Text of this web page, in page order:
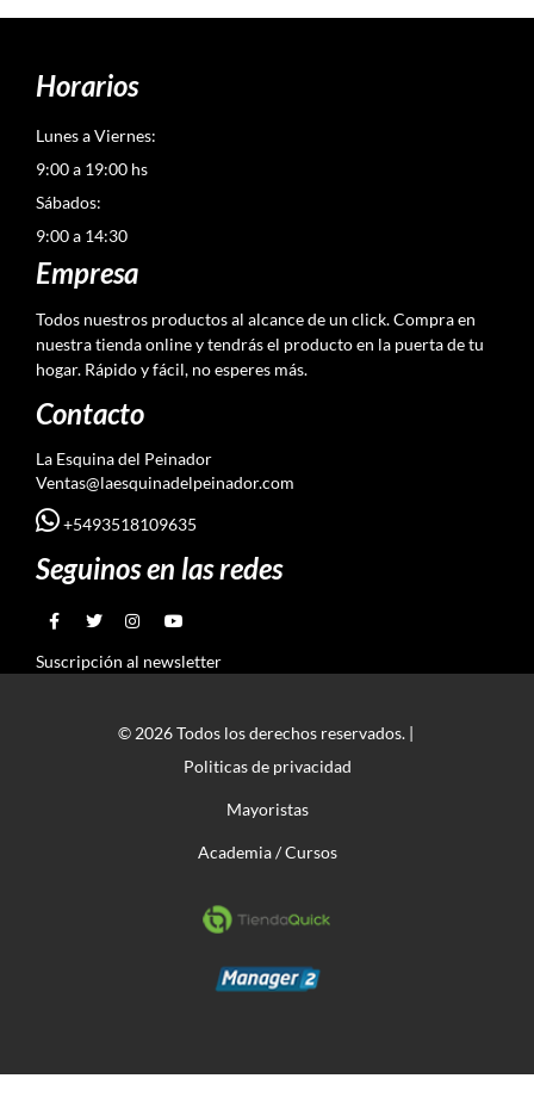
Horarios
Lunes a Viernes:
9:00 a 19:00 hs
Sábados:
9:00 a 14:30
Empresa
Todos nuestros productos al alcance de un click. Compra en
nuestra tienda online y tendrás el producto en la puerta de tu
hogar. Rápido y fácil, no esperes más.
Contacto
La Esquina del Peinador
Ventas@laesquinadelpeinador.com
+5493518109635
Seguinos en las redes
Suscripción al newsletter
© 2026 Todos los derechos reservados. |
Politicas de privacidad
Mayoristas
Academia / Cursos